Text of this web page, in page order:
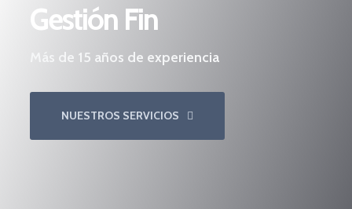
Gestión Fin
Más de 15 años de experiencia
NUESTROS SERVICIOS